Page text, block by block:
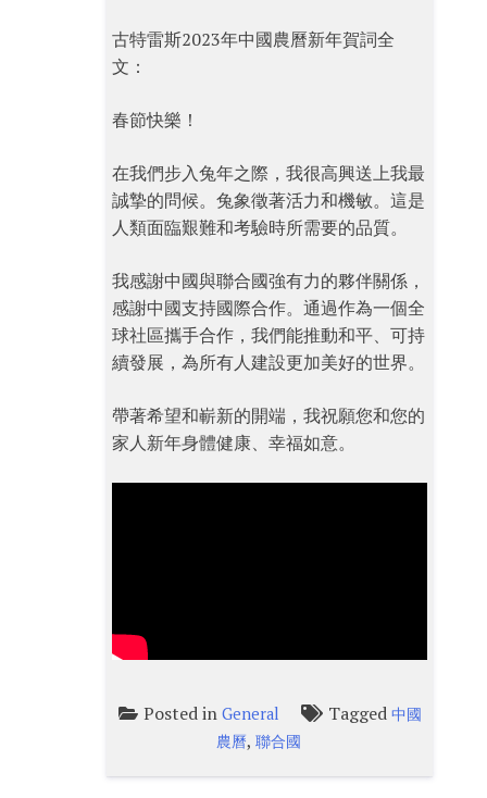
古特雷斯2023年中國農曆新年賀詞全
文：
春節快樂！
在我們步入兔年之際，我很高興送上我最
誠摯的問候。兔象徵著活力和機敏。這是
人類面臨艱難和考驗時所需要的品質。
我感謝中國與聯合國強有力的夥伴關係，
感謝中國支持國際合作。通過作為一個全
球社區攜手合作，我們能推動和平、可持
續發展，為所有人建設更加美好的世界。
帶著希望和嶄新的開端，我祝願您和您的
家人新年身體健康、幸福如意。
Posted in General Tagged 中國
農曆,聯合國